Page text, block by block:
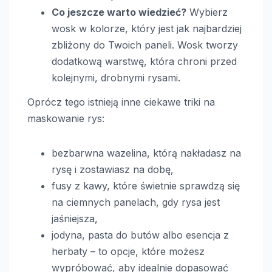
Co jeszcze warto wiedzieć? Wybierz
wosk w kolorze, który jest jak najbardziej
zbliżony do Twoich paneli. Wosk tworzy
dodatkową warstwę, która chroni przed
kolejnymi, drobnymi rysami.
Oprócz tego istnieją inne ciekawe triki na
maskowanie rys:
bezbarwna wazelina, którą nakładasz na
rysę i zostawiasz na dobę,
fusy z kawy, które świetnie sprawdzą się
na ciemnych panelach, gdy rysa jest
jaśniejsza,
jodyna, pasta do butów albo esencja z
herbaty – to opcje, które możesz
wypróbować, aby idealnie dopasować